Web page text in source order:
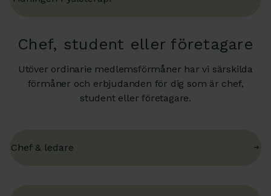
Chef, student eller företagare
Utöver ordinarie medlemsförmåner har vi särskilda
förmåner och erbjudanden för dig som är chef,
student eller företagare.
Chef & ledare